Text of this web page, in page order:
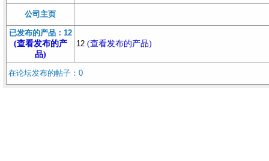
公司主页
已发布的产品：12
(查看发布的产
品)
12 (查看发布的产品)
在论坛发布的帖子：0